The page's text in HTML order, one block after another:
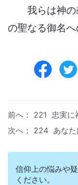
我らは神
の聖なる御名
前へ： 221 忠実に
次へ： 224 あなた
信仰上の悩みや
ください。